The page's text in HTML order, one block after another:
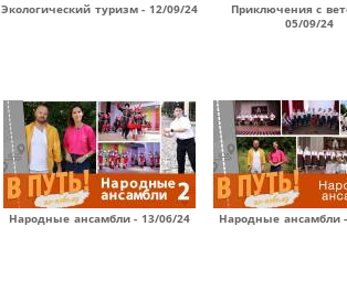
Экологический туризм - 12/09/24
Приключения с
05/09/24
Народные ансамбли - 13/06/24 Народные ансамбли